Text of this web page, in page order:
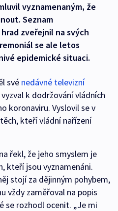
vyznamenaným, že
Seznam
zveřejnil na svých
se ale letos
epidemické situaci.
své nedávné televizní
k dodržování vládních
koronaviru. Vyslovil se v
kteří vládní nařízení
řekl, že jeho smyslem je
kteří jsou vyznamenáni.
stojí za dějinným pohybem,
vždy zaměřoval na popis
se rozhodl ocenit. „Je mi